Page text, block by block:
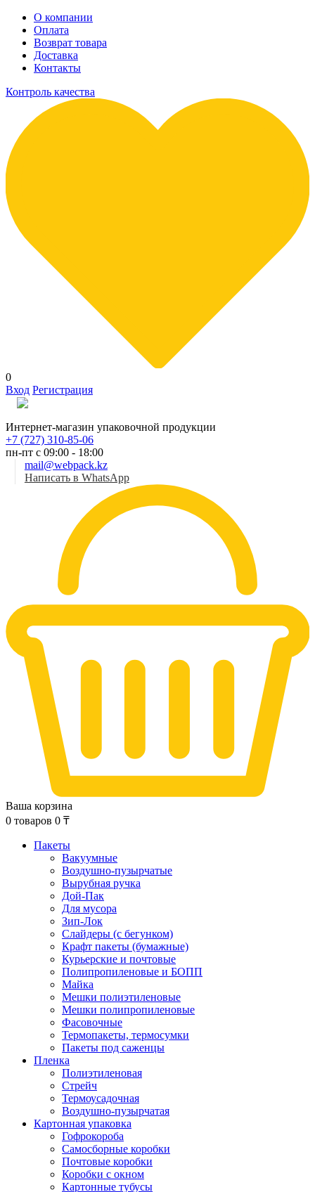
О компании
Оплата
Возврат товара
Доставка
Контакты
Контроль качества
0
Вход Регистрация
Интернет-магазин упаковочной продукции
+7 (727) 310-85-06
пн-пт с 09:00 - 18:00
mail@webpack.kz
Написать в WhatsApp
Ваша корзина
0 товаров 0 ₸
Пакеты
Вакуумные
Воздушно-пузырчатые
Вырубная ручка
Дой-Пак
Для мусора
Зип-Лок
Слайдеры (с бегунком)
Крафт пакеты (бумажные)
Курьерские и почтовые
Полипропиленовые и БОПП
Майка
Мешки полиэтиленовые
Мешки полипропиленовые
Фасовочные
Термопакеты, термосумки
Пакеты под саженцы
Пленка
Полиэтиленовая
Стрейч
Термоусадочная
Воздушно-пузырчатая
Картонная упаковка
Гофрокороба
Самосборные коробки
Почтовые коробки
Коробки с окном
Картонные тубусы